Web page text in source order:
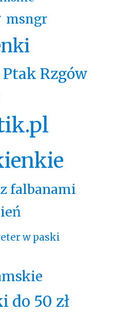
msngr
Ptak Rzgów
falbanami
w paski
do 50 zł